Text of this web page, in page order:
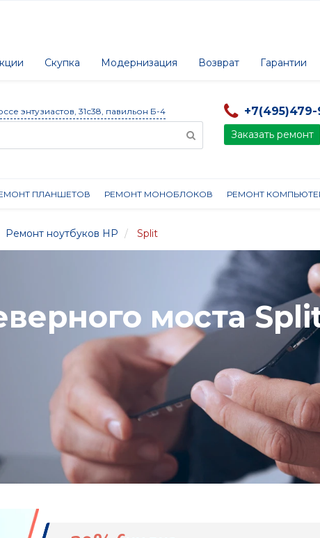
Скупка Модернизация Возврат Гарантии
энтузиастов, 31с38, павильон Б-4 +7(495)479-
Заказать ремонт
ПЛАНШЕТОВ РЕМОНТ МОНОБЛОКОВ РЕМОНТ
Ремонт ноутбуков HP Split
моста